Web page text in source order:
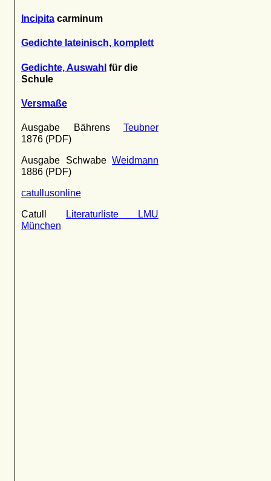
Incipita carminum
Gedichte lateinisch, komplett
Gedichte, Auswahl für die
Schule
Versmaße
Ausgabe Bährens Teubner
1876 (PDF)
Ausgabe Schwabe Weidmann
1886 (PDF)
catullusonline
Catull
Literaturliste LMU
München